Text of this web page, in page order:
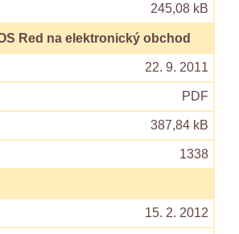
245,08 kB
Red na elektronický obchod
22. 9. 2011
PDF
387,84 kB
1338
15. 2. 2012